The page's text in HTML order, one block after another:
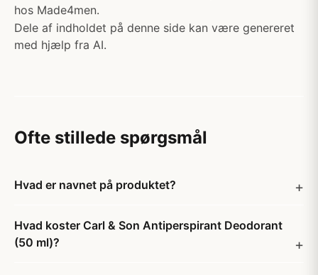
hos Made4men.
Dele af indholdet på denne side kan være genereret
med hjælp fra AI.
Ofte stillede spørgsmål
Hvad er navnet på produktet?
Hvad koster Carl & Son Antiperspirant Deodorant
(50 ml)?